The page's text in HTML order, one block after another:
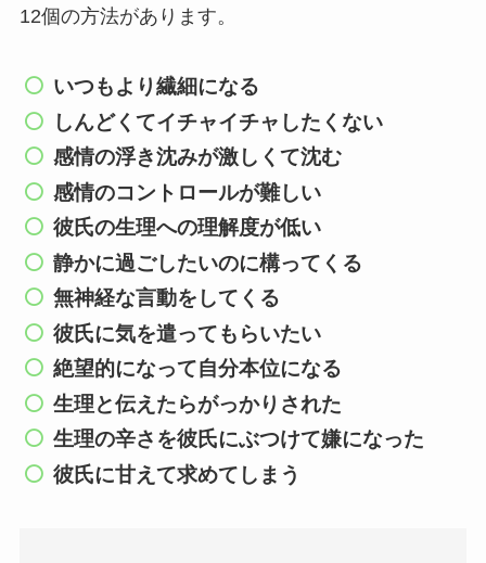
12個の方法があります。
いつもより繊細になる
しんどくてイチャイチャしたくない
感情の浮き沈みが激しくて沈む
感情のコントロールが難しい
彼氏の生理への理解度が低い
静かに過ごしたいのに構ってくる
無神経な言動をしてくる
彼氏に気を遣ってもらいたい
絶望的になって自分本位になる
生理と伝えたらがっかりされた
生理の辛さを彼氏にぶつけて嫌になった
彼氏に甘えて求めてしまう